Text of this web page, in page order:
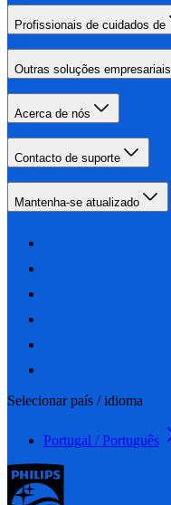
Profissionais de cuidados de
Outras soluções empresariais
Acerca de nós
Contacto de suporte
Mantenha-se atualizado
Selecionar país / idioma
Portugal / Português